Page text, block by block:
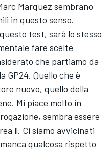
Marquez sembrano
in questo senso.
test, sarà lo stesso
fare scelte
che partiamo da
GP24. Quello che è
nuovo, quello della
Mi piace molto in
sembra essere
lì. Ci siamo avvicinati
qualcosa rispetto